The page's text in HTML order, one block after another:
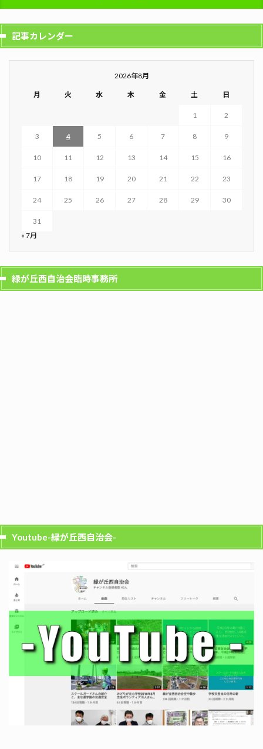
記事カレンダー
2026年8月
月 火 水 木 金 土 日
1 2
3 4 5 6 7 8 9
10 11 12 13 14 15 16
17 18 19 20 21 22 23
24 25 26 27 28 29 30
31
« 7月
緑が丘西自治会臨時事務所
Youtube-緑が丘西自治会-